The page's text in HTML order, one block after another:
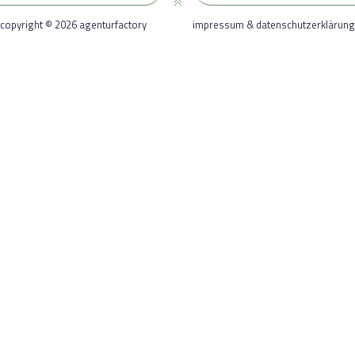
copyright © 2026 agenturfactory impressum & datenschutzerklärung